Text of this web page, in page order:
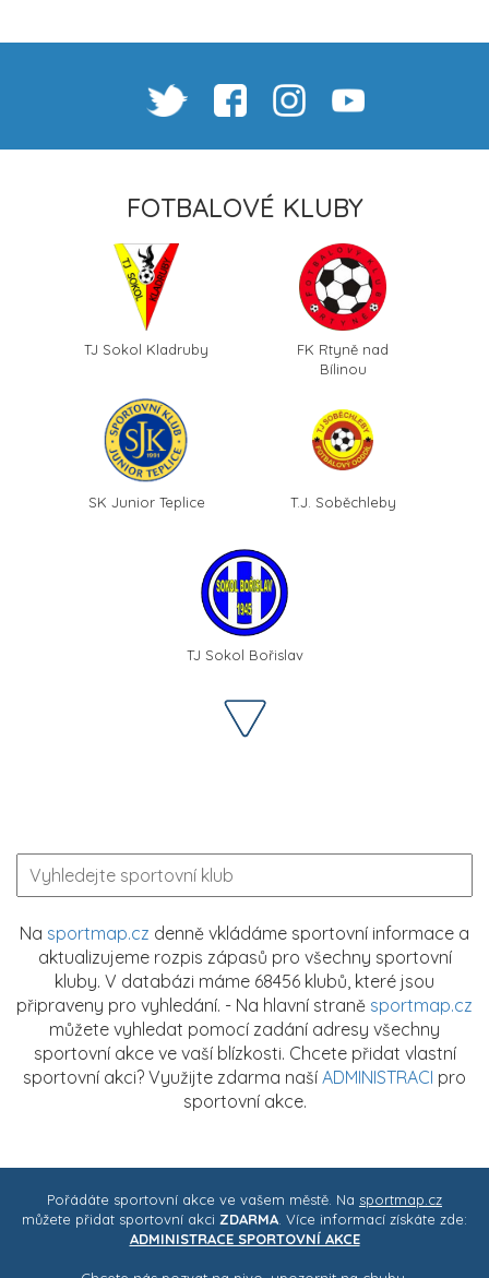
FOTBALOVÉ KLUBY
TJ Sokol Kladruby
FK Rtyně nad
Bílinou
SK Junior Teplice T.J. Soběchleby
TJ Sokol Bořislav
Na sportmap.cz denně vkládáme sportovní informace a
aktualizujeme rozpis zápasů pro všechny sportovní
kluby. V databázi máme 68456 klubů, které jsou
připraveny pro vyhledání. - Na hlavní straně sportmap.cz
můžete vyhledat pomocí zadání adresy všechny
sportovní akce ve vaší blízkosti. Chcete přidat vlastní
sportovní akci? Využijte zdarma naší ADMINISTRACI pro
sportovní akce.
Pořádáte sportovní akce ve vašem městě. Na sportmap.cz
můžete přidat sportovní akci ZDARMA. Více informací získáte zde:
ADMINISTRACE SPORTOVNÍ AKCE